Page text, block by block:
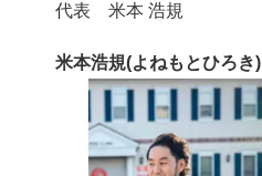
代表 米本 浩規
米本浩規(よねもとひろき)